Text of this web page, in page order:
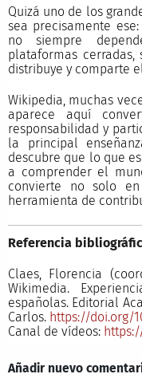
Quizá uno de los
sea precisamente
no siempre
plataformas
distribuye y comparte
Wikipedia, muchas
aparece aquí
responsabilidad y
la principal
descubre que lo que
a comprender el
convierte no solo
herramienta de
Referencia
Claes, Florencia
Wikimedia.
españolas. Editorial
Carlos. https://doi.org/
Canal de vídeos:
Añadir nuevo